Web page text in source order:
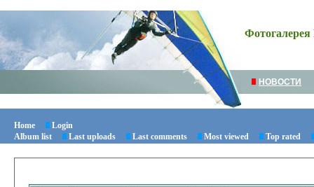
Фотогалерея
НОВОСТИ
Home
Login
Album list
Last uploads Last comments Most viewed Top rated